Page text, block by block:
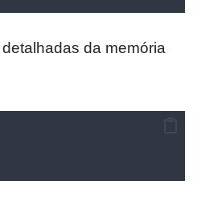
da memória